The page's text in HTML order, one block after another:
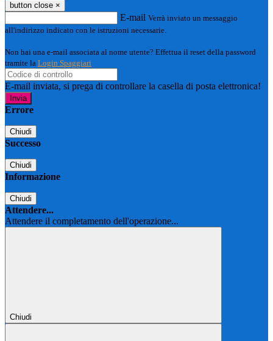
button close ×
E-mail Verrà inviato un messaggio
all'indirizzo indicato con le istruzioni necessarie.
Non hai una e-mail associata al nome utente? Effettua il reset della password
tramite la Login Spaggiari
E-mail inviata, si prega di controllare la casella di posta elettronica!
Errore
Chiudi
Successo
Chiudi
Informazione
Chiudi
Attendere...
Attendere il completamento dell'operazione...
Chiudi